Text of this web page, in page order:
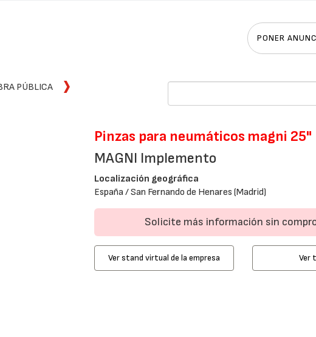
PONER
PÚBLICA
Pinzas para neumáticos magni 25"
MAGNI Implemento
Localización geográfica
España / San Fernando de Henares (Madrid)
Solicite más información sin
Ver stand virtual de la empresa Ver